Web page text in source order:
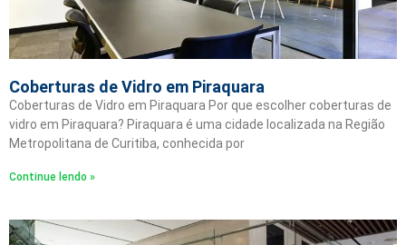
Coberturas de Vidro em Piraquara
Coberturas de Vidro em Piraquara Por que escolher coberturas de
vidro em Piraquara? Piraquara é uma cidade localizada na Região
Metropolitana de Curitiba, conhecida por
Continue lendo »